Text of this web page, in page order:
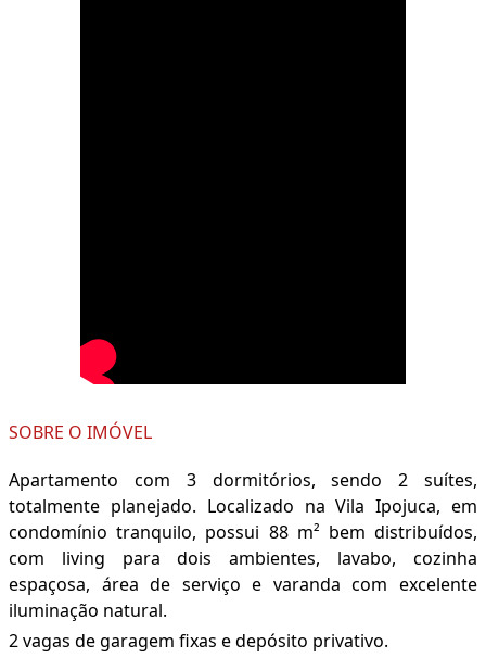
SOBRE O IMÓVEL
Apartamento com 3 dormitórios, sendo 2 suítes,
totalmente planejado. Localizado na Vila Ipojuca, em
condomínio tranquilo, possui 88 m² bem distribuídos,
com living para dois ambientes, lavabo, cozinha
espaçosa, área de serviço e varanda com excelente
iluminação natural.
2 vagas de garagem fixas e depósito privativo.